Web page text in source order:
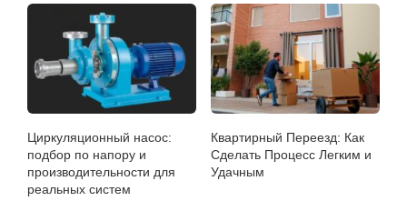
Циркуляционный насос:
подбор по напору и
производительности для
реальных систем
Квартирный Переезд: Как
Сделать Процесс Легким и
Удачным